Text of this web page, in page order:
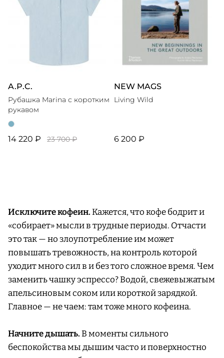
A.P.C.
Рубашка Marina с коротким
рукавом
14 220 ₽ 23 700 ₽
NEW MAGS
Living Wild
6 200 ₽
Исключите кофеин.Кажется, что кофе бодрит и
«собирает» мысли в трудные периоды. Отчасти
это так — но злоупотребление им может
повышать тревожность, на контроль которой
уходит много сил в и без того сложное время. Чем
заменить чашку эспрессо? Водой, свежевыжатым
апельсиновым соком или короткой зарядкой.
Главное — не чаем: там тоже много кофеина.
Начните дышать.В моменты сильного
беспокойства мы дышим часто и поверхностно